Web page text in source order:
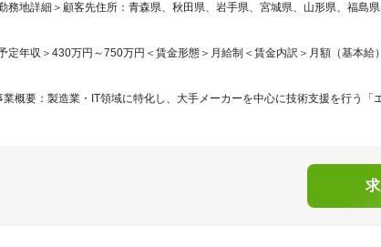
務地詳細＞顧客先住所：青森県、秋田県、岩手県、宮城県、山形県、福島
定年収＞430万円～750万円＜賃金形態＞月給制＜賃金内訳＞月額（基本
業概要：製造業・IT領域に特化し、大手メーカーを中心に技術支援を行う「